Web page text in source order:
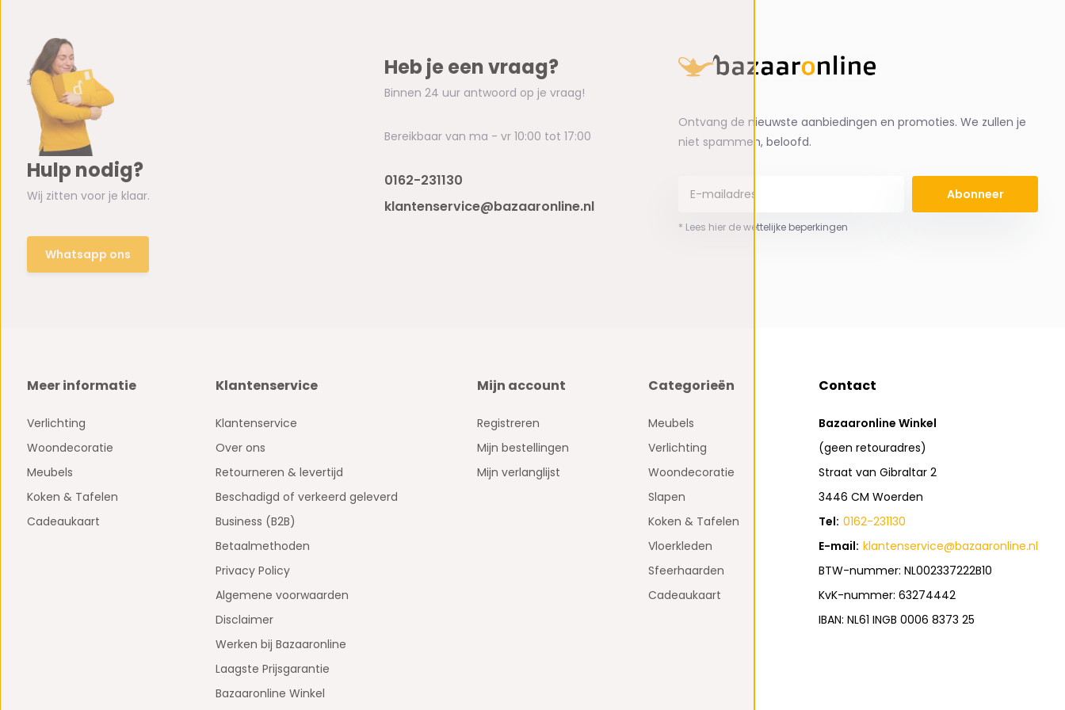
Hulp nodig?
Wij zitten voor je klaar.
Whatsapp ons
Heb je een vraag?
Binnen 24 uur antwoord op je vraag!
Bereikbaar van ma - vr 10:00 tot 17:00
0162-231130
klantenservice@bazaaronline.nl
Ontvang de nieuwste aanbiedingen en promoties. We zullen je
niet spammen, beloofd.
Abonneer
* Lees hier de wettelijke beperkingen
Meer informatie
Verlichting
Woondecoratie
Meubels
Koken & Tafelen
Cadeaukaart
Klantenservice
Klantenservice
Over ons
Retourneren & levertijd
Beschadigd of verkeerd geleverd
Business (B2B)
Betaalmethoden
Privacy Policy
Algemene voorwaarden
Disclaimer
Werken bij Bazaaronline
Laagste Prijsgarantie
Bazaaronline Winkel
Mijn account
Registreren
Mijn bestellingen
Mijn verlanglijst
Categorieën
Meubels
Verlichting
Woondecoratie
Slapen
Koken & Tafelen
Vloerkleden
Sfeerhaarden
Cadeaukaart
Contact
Bazaaronline Winkel
(geen retouradres)
Straat van Gibraltar 2
3446 CM Woerden
Tel: 0162-231130
E-mail: klantenservice@bazaaronline.nl
BTW-nummer: NL002337222B10
KvK-nummer: 63274442
IBAN: NL61 INGB 0006 8373 25